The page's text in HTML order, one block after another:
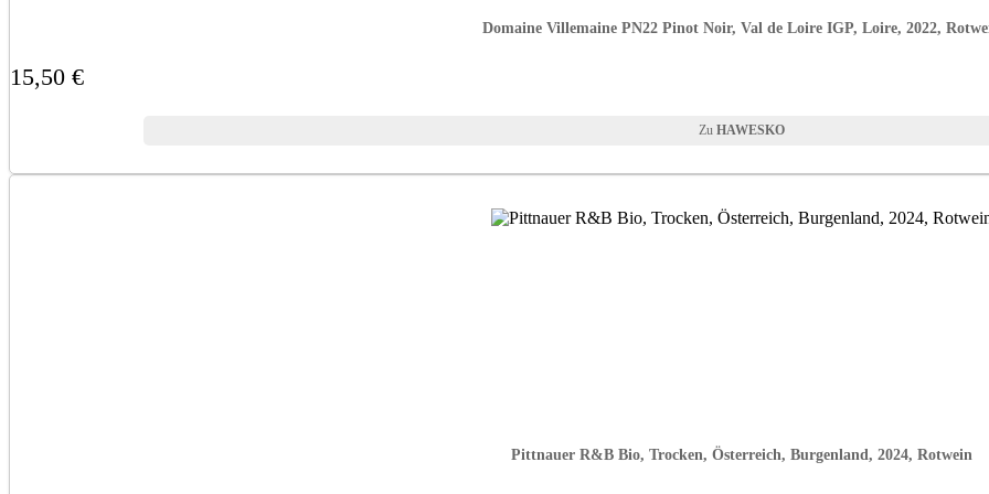
Domaine Villemaine PN22 Pinot Noir, Val de Loire IGP, Loire, 2022,
15,50 €
HAWESKO
Pittnauer R&B Bio, Trocken, Österreich, Burgenland, 2024, Rotwein